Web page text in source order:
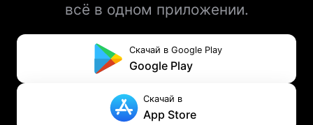
всё в одном приложении.
Скачай в Google Play
Google Play
Скачай в
App Store